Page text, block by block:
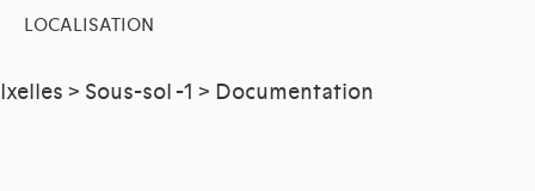
LOCALISATION
Ixelles > Sous-sol -1 > Documentation